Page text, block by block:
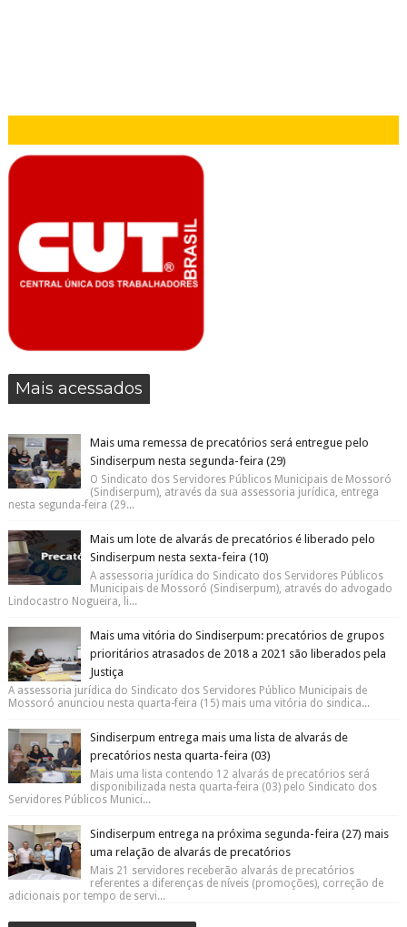
Mais acessados
Mais uma remessa de precatórios será entregue pelo
Sindiserpum nesta segunda-feira (29)
O Sindicato dos Servidores Públicos Municipais de Mossoró
(Sindiserpum), através da sua assessoria jurídica, entrega
nesta segunda-feira (29...
Mais um lote de alvarás de precatórios é liberado pelo
Sindiserpum nesta sexta-feira (10)
A assessoria jurídica do Sindicato dos Servidores Públicos
Municipais de Mossoró (Sindiserpum), através do advogado
Lindocastro Nogueira, li...
Mais uma vitória do Sindiserpum: precatórios de grupos
prioritários atrasados de 2018 a 2021 são liberados pela
Justiça
A assessoria jurídica do Sindicato dos Servidores Público Municipais de
Mossoró anunciou nesta quarta-feira (15) mais uma vitória do sindica...
Sindiserpum entrega mais uma lista de alvarás de
precatórios nesta quarta-feira (03)
Mais uma lista contendo 12 alvarás de precatórios será
disponibilizada nesta quarta-feira (03) pelo Sindicato dos
Servidores Públicos Munici...
Sindiserpum entrega na próxima segunda-feira (27) mais
uma relação de alvarás de precatórios
Mais 21 servidores receberão alvarás de precatórios
referentes a diferenças de níveis (promoções), correção de
adicionais por tempo de servi...